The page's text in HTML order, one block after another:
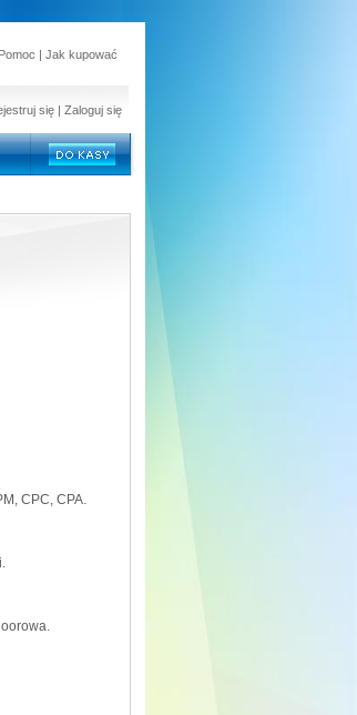
Pomoc | Jak kupować
się| Zaloguj się
CPC, CPA.